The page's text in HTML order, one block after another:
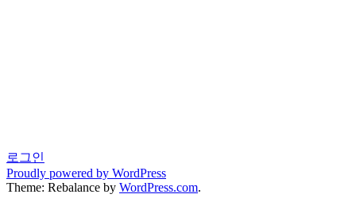
로그인
Proudly powered by WordPress
Theme: Rebalance by WordPress.com.